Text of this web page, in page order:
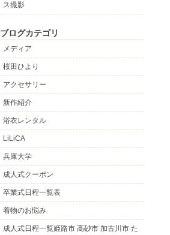
ス撮影
ブログカテゴリ
メディア
桜田ひより
アクセサリー
新作紹介
浴衣レンタル
LiLiCA
兵庫大学
成人式クーポン
卒業式日程一覧表
着物のお悩み
成人式日程一覧姫路市 高砂市 加古川市 た